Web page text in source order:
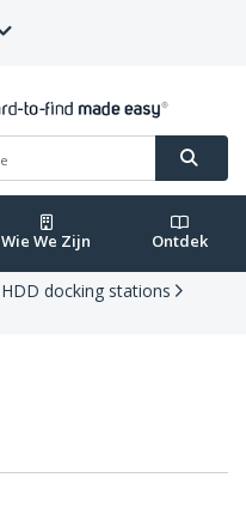
Wie We Zijn Ontdek
HDD docking stations